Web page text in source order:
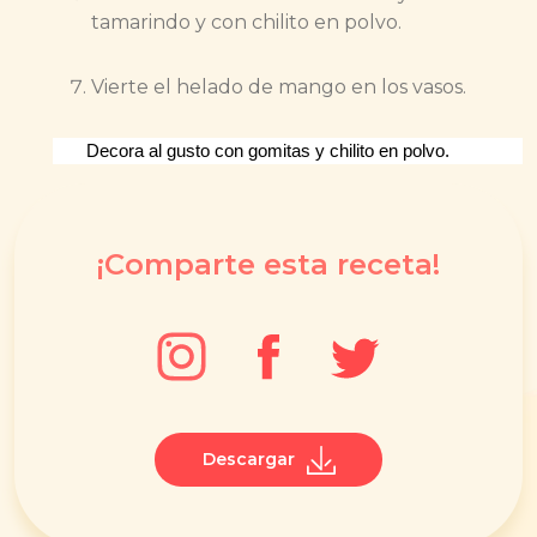
tamarindo y con chilito en polvo.
Vierte el helado de mango en los vasos.
Decora al gusto con gomitas y chilito en polvo.
¡Comparte esta receta!
Descargar